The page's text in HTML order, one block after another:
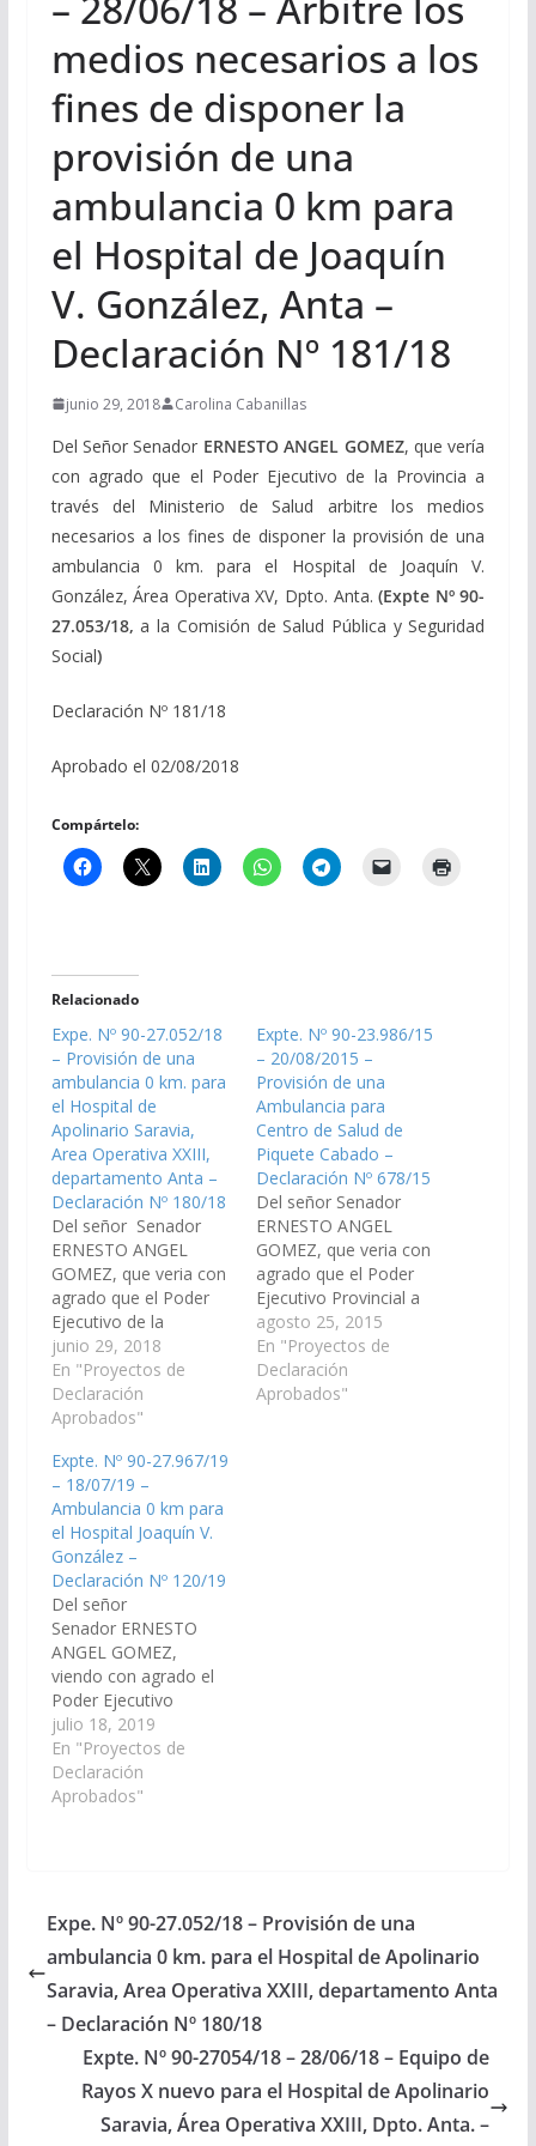
medios necesarios a los
fines de disponer la
provisión de una
ambulancia 0 km para
el Hospital de Joaquín
V. González, Anta –
Declaración Nº 181/18
junio 29, 2018 Carolina Cabanillas
Del Señor Senador ERNESTO ANGEL GOMEZ, que vería
con agrado que el Poder Ejecutivo de la Provincia a
través del Ministerio de Salud arbitre los medios
necesarios a los fines de disponer la provisión de una
ambulancia 0 km. para el Hospital de Joaquín V.
González, Área Operativa XV, Dpto. Anta. (Expte Nº 90-
27.053/18,a la Comisión de Salud Pública y Seguridad
Social)
Declaración Nº 181/18
Aprobado el 02/08/2018
Compártelo:
Relacionado
Expe. Nº 90-27.052/18
– Provisión de una
ambulancia 0 km. para
el Hospital de
Apolinario Saravia,
Area Operativa XXIII,
departamento Anta –
Declaración Nº 180/18
Del señor Senador
ERNESTO ANGEL
GOMEZ, que veria con
agrado que el Poder
Ejecutivo de la
Provincia a traves del
Ministerio de Salud
arbitre los medios
necesarios a los fines
provisión de una
ambulancia 0 km. para
el Hospital de
Apolinario Saravia,
Area Operativa XXIII,
departamento
Anta. (Expte.…
junio 29, 2018
En "Proyectos de
Declaración
Aprobados"
Expte. Nº 90-23.986/15
– 20/08/2015 –
Provisión de una
Ambulancia para
Centro de Salud de
Piquete Cabado –
Declaración Nº 678/15
Del señor Senador
ERNESTO ANGEL
GOMEZ, que veria con
agrado que el Poder
Ejecutivo Provincial a
traves del Ministerio de
Salud de la Provincia,
arbitre los medios
necesarios a los fines
agosto 25, 2015
En "Proyectos de
Declaración
Aprobados"
Expte. Nº 90-27.967/19
– 18/07/19 –
Ambulancia 0 km para
el Hospital Joaquín V.
González –
Declaración Nº 120/19
Del señor
Senador ERNESTO
ANGEL GOMEZ,
viendo con agrado el
Poder Ejecutivo
Provincial arbitre los
medios necesarios
para proveer de una
ambulancia 0 km para
Economía. Finanzas
Públicas, Hacienda y
Presupuesto.)
Declaración Nº 120/19
Aprobado el
01/08/2019
julio 18, 2019
En "Proyectos de
Declaración
Aprobados"
Expe. Nº 90-27.052/18 – Provisión de una
ambulancia 0 km. para el Hospital de Apolinario
Saravia, Area Operativa XXIII, departamento Anta
– Declaración Nº 180/18
Expte. Nº 90-27054/18 – 28/06/18 – Equipo de
Rayos X nuevo para el Hospital de Apolinario
Saravia, Área Operativa XXIII, Dpto. Anta. –